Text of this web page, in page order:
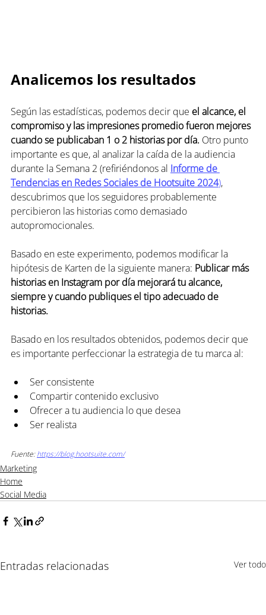
Analicemos los resultados
Según las estadísticas, podemos decir que el alcance, el
compromiso y las impresiones promedio fueron mejores
cuando se publicaban 1 o 2 historias por día. Otro punto
importante es que, al analizar la caída de la audiencia
durante la Semana 2 (refiriéndonos al Informe de
Tendencias en Redes Sociales de Hootsuite 2024),
descubrimos que los seguidores probablemente
percibieron las historias como demasiado
autopromocionales.
Basado en este experimento, podemos modificar la
hipótesis de Karten de la siguiente manera: Publicar más
historias en Instagram por día mejorará tu alcance,
siempre y cuando publiques el tipo adecuado de
historias.
Basado en los resultados obtenidos, podemos decir que
es importante perfeccionar la estrategia de tu marca al:
Ser consistente
Compartir contenido exclusivo
Ofrecer a tu audiencia lo que desea
Ser realista
Fuente: https://blog.hootsuite.com/
Marketing
Home
Social Media
Entradas relacionadas Ver todo